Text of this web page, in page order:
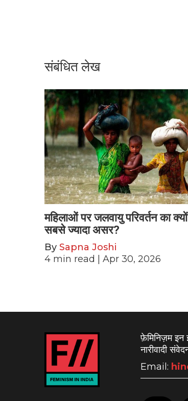
संबंधित लेख
महिलाओं पर जलवायु परिवर्तन का
सबसे ज्यादा असर?
By Sapna Joshi
4 min read | Apr 30, 2026
फ़ेमिनिज़म इन
नारीवादी
Email: